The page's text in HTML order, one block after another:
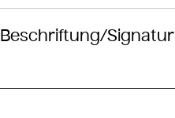
Beschriftung/Signatur